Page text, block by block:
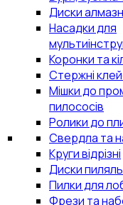
Диски
Насадки для
Коронки та
Стержні
Мішки до
пилососів
Ролики до
Свердла та
Круги відрізні
Диски
Пилки для
Фрези та